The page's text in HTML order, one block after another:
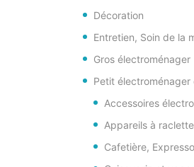
Décoration
Entretien, Soin de la
Gros électroménager
Petit électroménager
Accessoires
Appareils à
Cafetière, Expresso